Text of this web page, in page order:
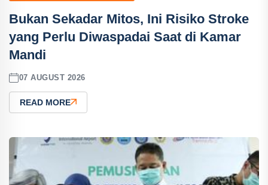
Bukan Sekadar Mitos, Ini Risiko Stroke
yang Perlu Diwaspadai Saat di Kamar
Mandi
07 AUGUST 2026
READ MORE